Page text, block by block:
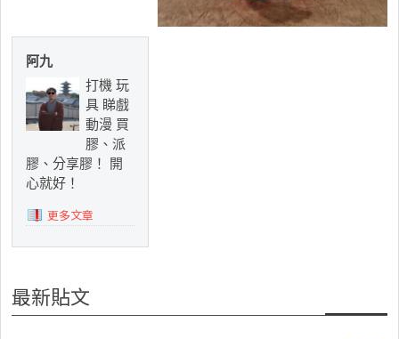
阿九
打機 玩
具 睇戲
動漫 買
膠、派
膠、分享膠！ 開
心就好！
更多文章
最新貼文